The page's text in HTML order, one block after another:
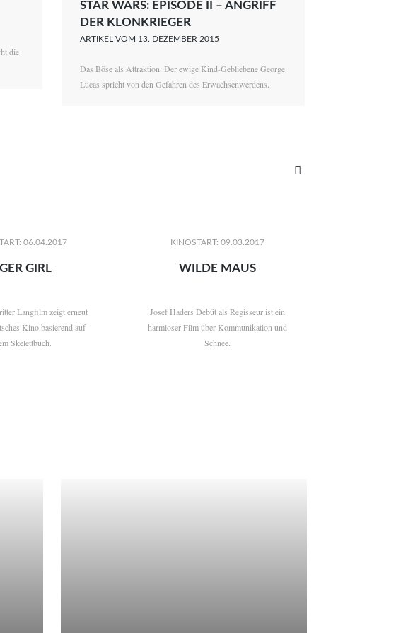
die
STAR WARS: EPISODE II – ANGRIFF
DER KLONKRIEGER
ARTIKEL VOM 13. DEZEMBER 2015
Das Böse als Attraktion: Der ewige Kind-Gebliebene George
Lucas spricht von den Gefahren des Erwachsenwerdens.

06.04.2017
GIRL
Langfilm zeigt erneut
Kino basierend auf
Skelettbuch.
KINOSTART: 09.03.2017
WILDE MAUS
Josef Haders Debüt als Regisseur ist ein
harmloser Film über Kommunikation und
Schnee.